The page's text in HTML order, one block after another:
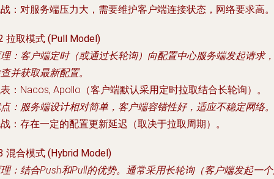
：对服务端压力大，需要维护客户端连接状态，网络要求高。
拉取模式 (Pull Model)
：客户端定时（或通过长轮询）向配置中心服务端发起请求，
并获取最新配置。
：Nacos, Apollo（客户端默认采用定时拉取结合长轮询）。
：服务端设计相对简单，客户端容错性好，适应不稳定网络。
：存在一定的配置更新延迟（取决于拉取周期）。
混合模式 (Hybrid Model)
：结合Push和Pull的优势。通常采用长轮询（客户端发起一